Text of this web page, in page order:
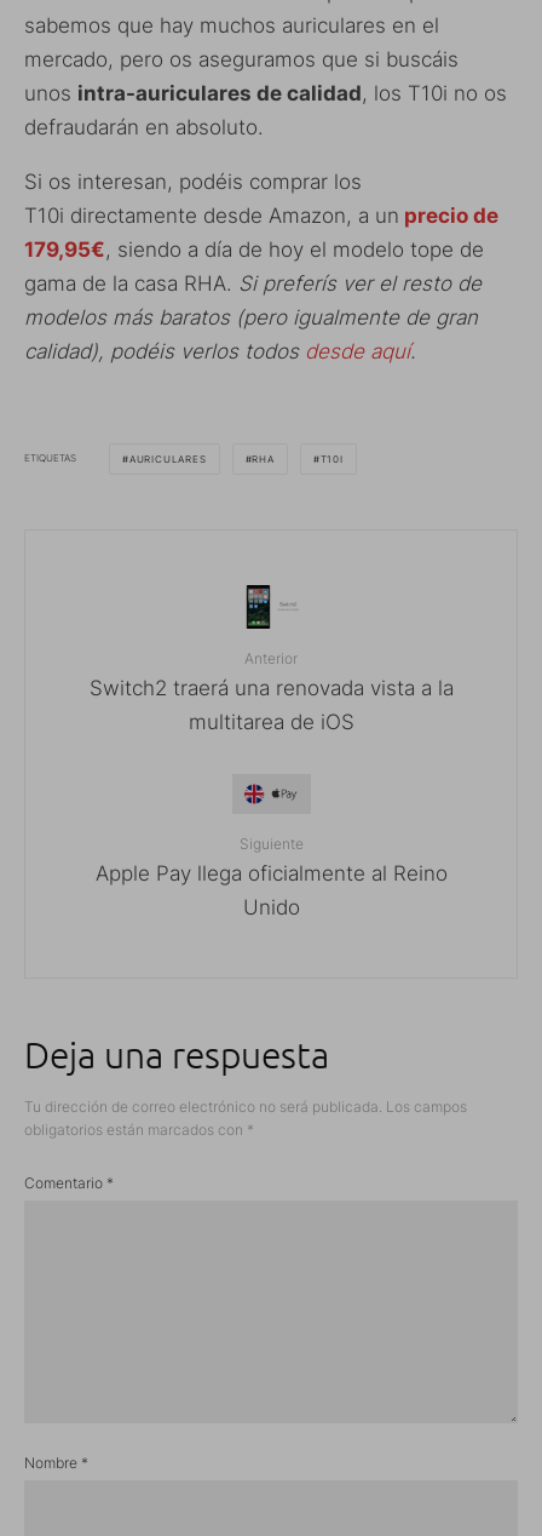
sabemos que hay muchos auriculares en el
mercado, pero os aseguramos que si buscáis
unos intra-auriculares de calidad, los T10i no os
defraudarán en absoluto.
Si os interesan, podéis comprar los
T10i directamente desde Amazon, a un precio de
179,95€, siendo a día de hoy el modelo tope de
gama de la casa RHA. Si preferís ver el resto de
modelos más baratos (pero igualmente de gran
calidad), podéis verlos todos desde aquí.
ETIQUETAS AURICULARES RHA T10I
Anterior
Switch2 traerá una renovada vista a la
multitarea de iOS
Siguiente
Apple Pay llega oficialmente al Reino
Unido
Deja una respuesta
Tu dirección de correo electrónico no será publicada. Los campos
obligatorios están marcados con *
Comentario *
Nombre *